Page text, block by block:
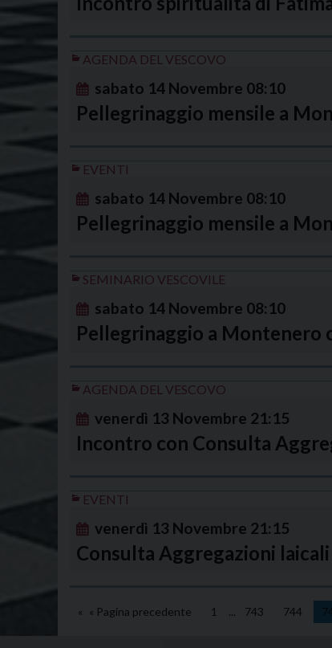
AGENDA DEL VESCOVO
sabato 14 Novembre 08:10
Pellegrinaggio mensile a
EVENTI
sabato 14 Novembre 08:10
Pellegrinaggio mensile a
SEMINARIO VESCOVILE
sabato 14 Novembre 08:10
Pellegrinaggio a Montenero
AGENDA DEL VESCOVO
venerdì 13 Novembre 21:15
Incontro con Consulta
EVENTI
venerdì 13 Novembre 21:15
Consulta Aggregazioni laicali
« Pagina precedente 1 ... 743 744